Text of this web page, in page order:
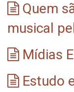
Quem
musical
Mídias
Estudo